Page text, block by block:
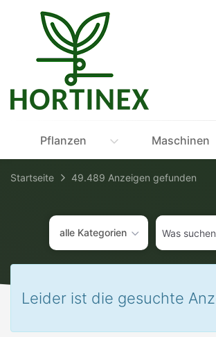
Accessibility-
Modus
aktivieren
Inhalt
Pflanzen Maschinen
Startseite 49.489 Anzeigen gefunden
alle Kategorien
Was
suchen
Sie?
Leider ist die gesuchte